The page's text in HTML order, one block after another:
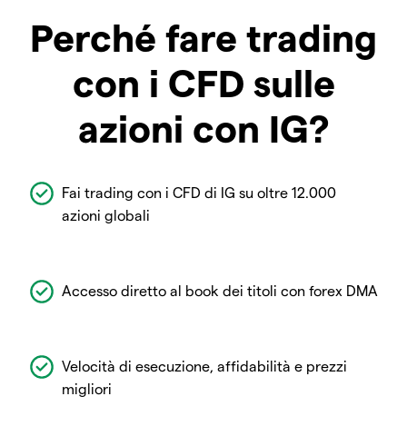
Perché fare trading
con i CFD sulle
azioni con IG?
Fai trading con i CFD di IG su oltre 12.000
azioni globali
Accesso diretto al book dei titoli con forex DMA
Velocità di esecuzione, affidabilità e prezzi
migliori